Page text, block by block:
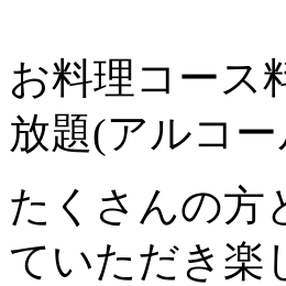
お料理コース
放題(アルコ
たくさんの方
ていただき楽